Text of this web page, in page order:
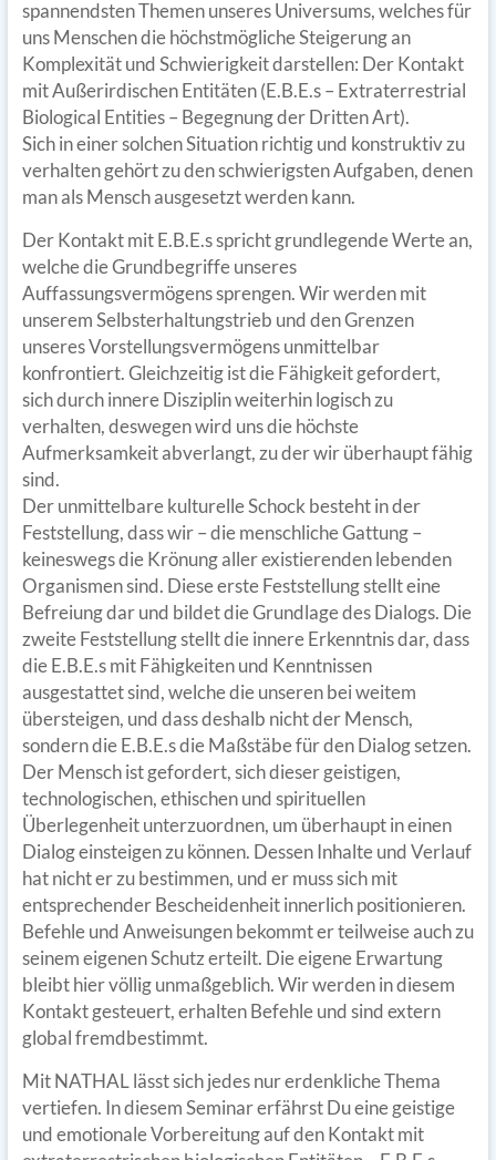
spannendsten Themen unseres Universums, welches für
uns Menschen die höchstmögliche Steigerung an
Komplexität und Schwierigkeit darstellen: Der Kontakt
mit Außerirdischen Entitäten (E.B.E.s – Extraterrestrial
Biological Entities – Begegnung der Dritten Art).
Sich in einer solchen Situation richtig und konstruktiv zu
verhalten gehört zu den schwierigsten Aufgaben, denen
man als Mensch ausgesetzt werden kann.
Der Kontakt mit E.B.E.s spricht grundlegende Werte an,
welche die Grundbegriffe unseres
Auffassungsvermögens sprengen. Wir werden mit
unserem Selbsterhaltungstrieb und den Grenzen
unseres Vorstellungsvermögens unmittelbar
konfrontiert. Gleichzeitig ist die Fähigkeit gefordert,
sich durch innere Disziplin weiterhin logisch zu
verhalten, deswegen wird uns die höchste
Aufmerksamkeit abverlangt, zu der wir überhaupt fähig
sind.
Der unmittelbare kulturelle Schock besteht in der
Feststellung, dass wir – die menschliche Gattung –
keineswegs die Krönung aller existierenden lebenden
Organismen sind. Diese erste Feststellung stellt eine
Befreiung dar und bildet die Grundlage des Dialogs. Die
zweite Feststellung stellt die innere Erkenntnis dar, dass
die E.B.E.s mit Fähigkeiten und Kenntnissen
ausgestattet sind, welche die unseren bei weitem
übersteigen, und dass deshalb nicht der Mensch,
sondern die E.B.E.s die Maßstäbe für den Dialog setzen.
Der Mensch ist gefordert, sich dieser geistigen,
technologischen, ethischen und spirituellen
Überlegenheit unterzuordnen, um überhaupt in einen
Dialog einsteigen zu können. Dessen Inhalte und Verlauf
hat nicht er zu bestimmen, und er muss sich mit
entsprechender Bescheidenheit innerlich positionieren.
Befehle und Anweisungen bekommt er teilweise auch zu
seinem eigenen Schutz erteilt. Die eigene Erwartung
bleibt hier völlig unmaßgeblich. Wir werden in diesem
Kontakt gesteuert, erhalten Befehle und sind extern
global fremdbestimmt.
Mit NATHAL lässt sich jedes nur erdenkliche Thema
vertiefen. In diesem Seminar erfährst Du eine geistige
und emotionale Vorbereitung auf den Kontakt mit